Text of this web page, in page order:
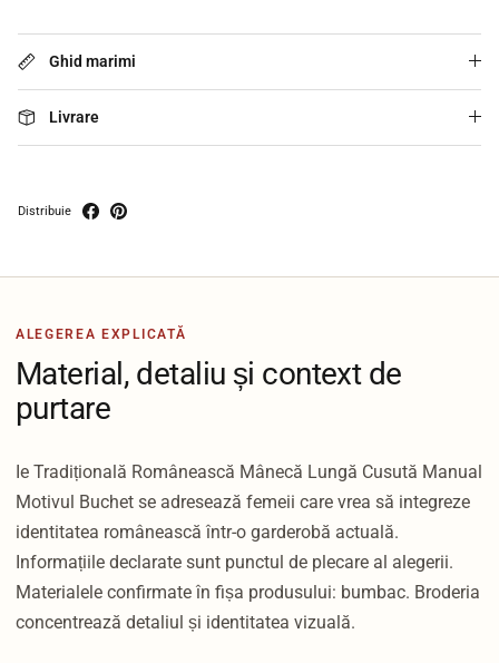
Ghid marimi
Livrare
Distribuie
ALEGEREA EXPLICATĂ
Material, detaliu și context de
purtare
Ie Tradițională Românească Mânecă Lungă Cusută Manual
Motivul Buchet se adresează femeii care vrea să integreze
identitatea românească într-o garderobă actuală.
Informațiile declarate sunt punctul de plecare al alegerii.
Materialele confirmate în fișa produsului: bumbac. Broderia
concentrează detaliul și identitatea vizuală.